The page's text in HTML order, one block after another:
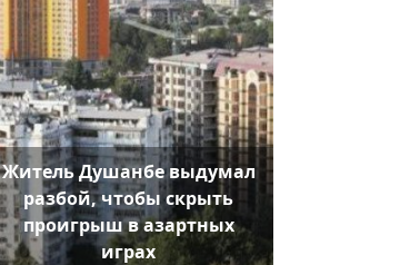
Житель Душанбе выдумал
разбой, чтобы скрыть
проигрыш в азартных
играх